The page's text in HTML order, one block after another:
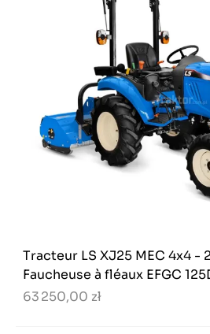
Tracteur LS XJ25 MEC 4x4 -
Faucheuse à fléaux EFGC
63 250,00 zł